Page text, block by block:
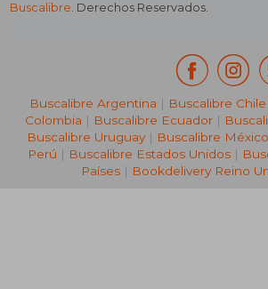
Buscalibre. Derechos Reservados.
Buscalibre Argentina | Buscalibre Chile
Colombia | Buscalibre Ecuador |
Buscalibre Uruguay| Buscalibre México
Perú | Buscalibre Estados Unidos|
Países | Bookdelivery Reino